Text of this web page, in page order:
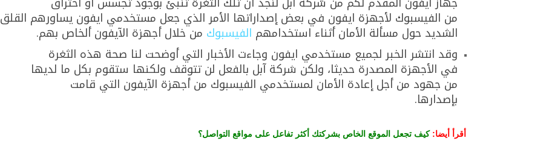
من الفيسبوك لأجهزة ايفون في بعض إصداراتها الأمر الذي جعل مستخدمي ايفون يساورهم القلق
الشديد حول مسألة الأمان أثناء استخدامهم الفيسبوك من خلال أجهزة الآيفون ألخاص بهم.
وقد انتشر الخبر لجميع مستخدمي ايفون وجاءت الأخبار التي أوضحت لنا صحة هذه الثغرة
في الأجهزة المصدرة حديثا، ولكن شركة آبل بالفعل لن تتوقف ولكنها ستقوم بكل ما لديها
من جهود من أجل إعادة الأمان لمستخدمي الفيسبوك من أجهزة الآيفون التي قامت
بإصدارها.
أقرأ أيضا:كيف تجعل الموقع الخاص بشركتك أكثر تفاعل على مواقع التواصل؟